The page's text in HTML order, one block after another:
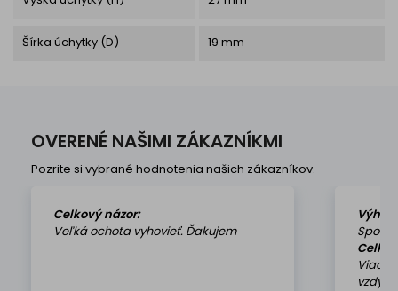
Šírka úchytky (D) 19 mm
OVERENÉ NAŠIMI ZÁKAZNÍKMI
Pozrite si vybrané hodnotenia našich zákazníkov.
Celkový názor:
Veľká ochota vyhovieť. Ďakujem
vzdy k